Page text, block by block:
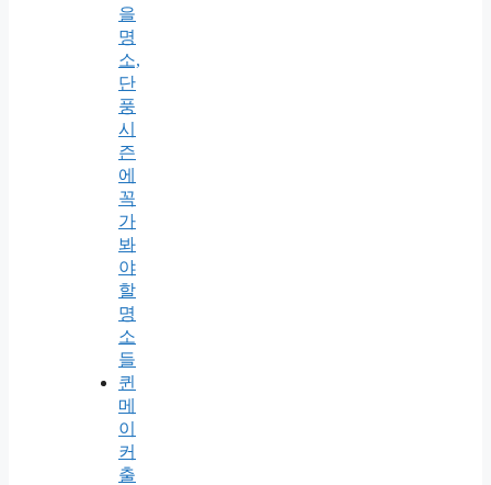
을
명
소,
단
풍
시
즌
에
꼭
가
봐
야
할
명
소
들
퀸
메
이
커
출